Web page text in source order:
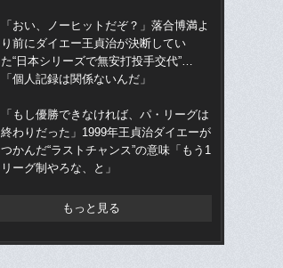
「おい、ノーヒットだぞ？」落合博満よ
り前にダイエー王貞治が決断してい
た“日本シリーズで無安打投手交代”…
「個人記録は関係ないんだ」
「もし優勝できなければ、パ・リーグは
終わりだった」1999年王貞治ダイエーが
つかんだ“ラストチャンス”の意味「もう1
リーグ制やろな、と」
もっと見る